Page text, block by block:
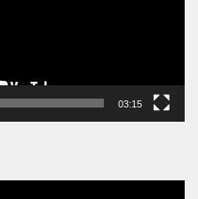
03:15